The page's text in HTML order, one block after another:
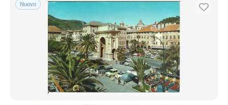
Nuovo